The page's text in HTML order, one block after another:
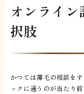
オンライ
択肢
かつては薄毛の相談を
ックに通うのが当たり